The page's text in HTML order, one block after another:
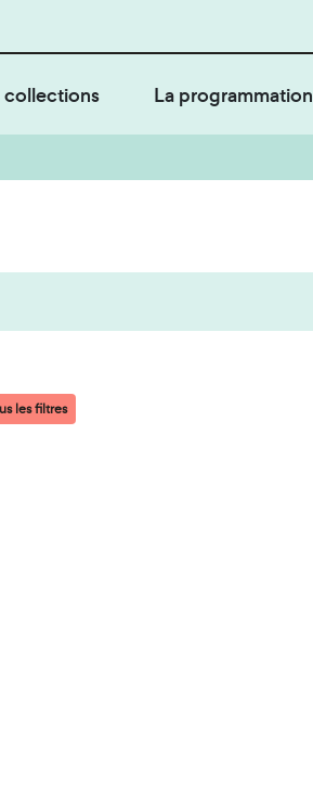
collections La programmation
les filtres